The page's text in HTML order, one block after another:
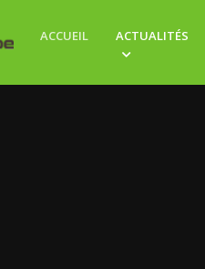
ACCUEIL ACTUALITÉS